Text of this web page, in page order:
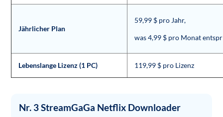
Jährlicher Plan
59,99 $ pro Jahr,
was 4,99 $ pro Monat
Lebenslange Lizenz (1 PC) 119,99 $ pro Lizenz
Nr. 3 StreamGaGa Netflix Downloader